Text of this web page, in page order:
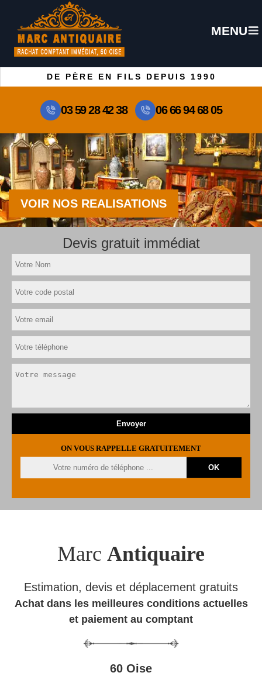
MENU
DE PÈRE EN FILS DEPUIS 1990
03 59 28 42 38 06 66 94 68 05
VOIR NOS REALISATIONS
Devis gratuit immédiat
ON VOUS RAPPELLE GRATUITEMENT
Marc Antiquaire
Estimation, devis et déplacement gratuits
Achat dans les meilleures conditions actuelles
et paiement au comptant
60 Oise